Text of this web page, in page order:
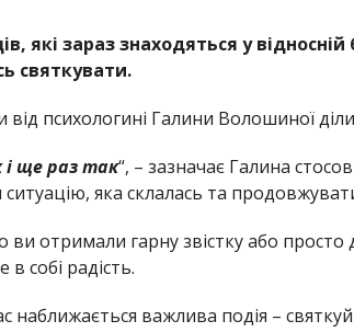
які зараз знаходяться у
святкувати.
психологині Галини Волошиної
і ще раз так“, – зазначає Галина
яка склалась та
отримали гарну звістку або просто
в собі радість.
наближається важлива подія –